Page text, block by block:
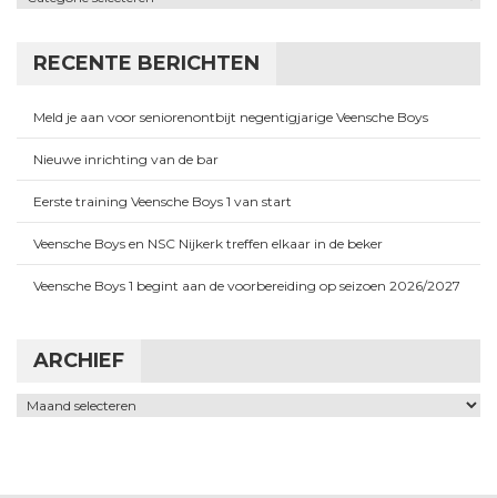
RECENTE BERICHTEN
Meld je aan voor seniorenontbijt negentigjarige Veensche Boys
Nieuwe inrichting van de bar
Eerste training Veensche Boys 1 van start
Veensche Boys en NSC Nijkerk treffen elkaar in de beker
Veensche Boys 1 begint aan de voorbereiding op seizoen 2026/2027
ARCHIEF
Archief